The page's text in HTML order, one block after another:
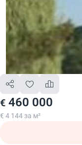
€ 460 000
€ 4 144 за м²